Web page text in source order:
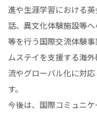
進や生涯学習における
話、異文化体験施設等
等を行う国際交流体験
ムステイを支援する海
流やグローバル化に対
す。
今後は、国際コミュニ